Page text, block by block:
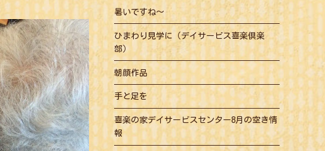
暑いですね～
ひまわり見学に（デイサービス喜楽倶楽
部）
朝顔作品
手と足を
喜楽の家デイサービスセンター8月の空き情
報